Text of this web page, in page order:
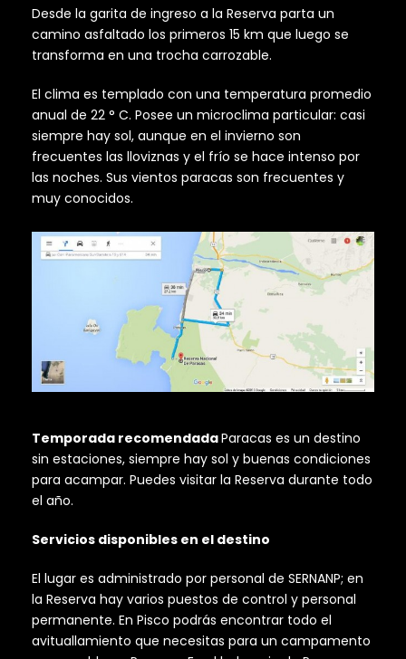
Desde la garita de ingreso a la Reserva parta un
camino asfaltado los primeros 15 km que luego se
transforma en una trocha carrozable.
El clima es templado con una temperatura promedio
anual de 22 ° C. Posee un microclima particular: casi
siempre hay sol, aunque en el invierno son
frecuentes las lloviznas y el frío se hace intenso por
las noches. Sus vientos paracas son frecuentes y
muy conocidos.
Temporada recomendadaParacas es un destino
sin estaciones, siempre hay sol y buenas condiciones
para acampar. Puedes visitar la Reserva durante todo
el año.
Servicios disponibles en el destino
El lugar es administrado por personal de SERNANP; en
la Reserva hay varios puestos de control y personal
permanente. En Pisco podrás encontrar todo el
avituallamiento que necesitas para un campamento